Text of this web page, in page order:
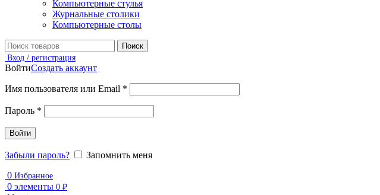
Компьютерные стулья
Журнальные столики
Компьютерные столы
Поиск
Вход / регистрация
ВойтиСоздать аккаунт
Имя пользователя или Email *
Пароль *
Войти
Забыли пароль?
Запомнить меня
0 Избранное
0 элементы 0 ₽